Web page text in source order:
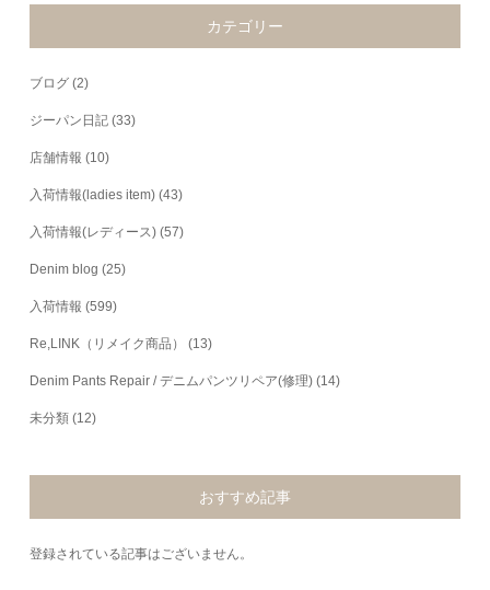
カテゴリー
ブログ (2)
ジーパン日記 (33)
店舗情報 (10)
入荷情報(ladies item) (43)
入荷情報(レディース) (57)
Denim blog (25)
入荷情報 (599)
Re,LINK（リメイク商品） (13)
Denim Pants Repair / デニムパンツリペア(修理) (14)
未分類 (12)
おすすめ記事
登録されている記事はございません。